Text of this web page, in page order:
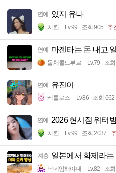
연예 있지 유나
치킨 Lv.99 조회 905 추
연예 마젠타는 돈 내고
돌체콜드부르 Lv.79 조
연예 유진이
케를로스 Lv.86 조회 662
연예 2026 현시점 워터
치킨 Lv.99 조회 2037
계층 일본에서 화제라는
닉네임해야대 Lv.82 조